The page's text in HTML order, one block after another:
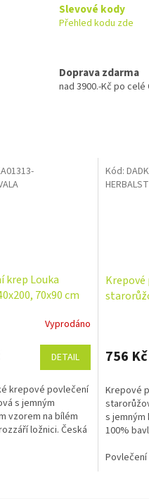
Slevové kody
Přehled kodu zde
Doprava zdarma
nad 3900.-Kč po celé
krep Louka
70x90 cm
Vyprodáno
DETAIL
krepové povlečení
s jemným
vzorem na bílém
ložnici. Česká
Novinka
756 Kč
Krepové
s
100%
zapínání.
Povlečení
Kód: